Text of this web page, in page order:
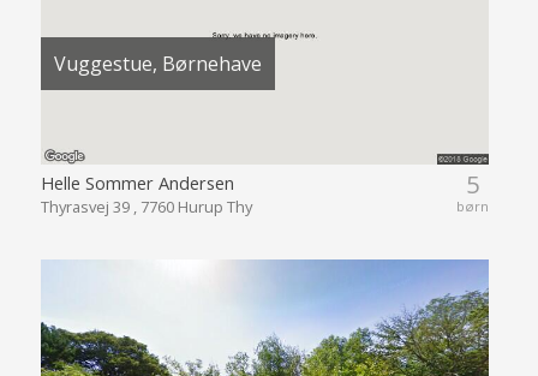
Vuggestue, Børnehave
5
børn
Helle Sommer Andersen
Thyrasvej 39 , 7760 Hurup Thy